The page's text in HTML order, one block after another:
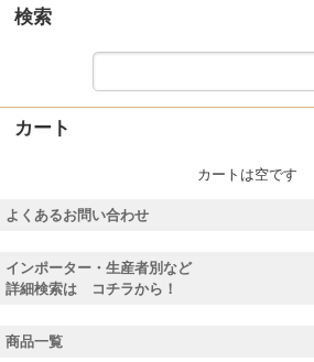
検索
カート
カートは空です
よくあるお問い合わせ
インポーター・生産者別など
詳細検索は コチラから！
商品一覧